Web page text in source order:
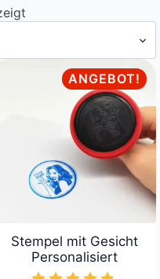
ANGEBOT!
Stempel mit Gesicht
Personalisiert